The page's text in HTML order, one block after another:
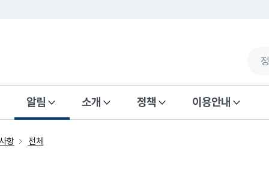
알림 소개 정책 이용안내
항 전체